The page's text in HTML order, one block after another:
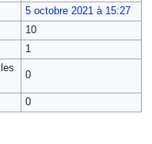
5 octobre 2021 à 15:27
10
1
0
0